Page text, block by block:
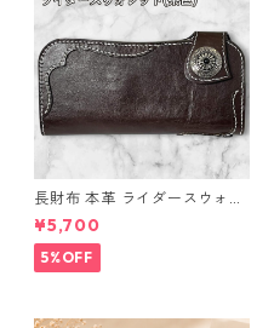
長財布 本革 ライダースウォレ
ット 国産 ヌメ革 ブラウン バ
ングラデシュ l175 レザー 革財
布 ハンドメイド 経年変化
¥5,700
5%OFF